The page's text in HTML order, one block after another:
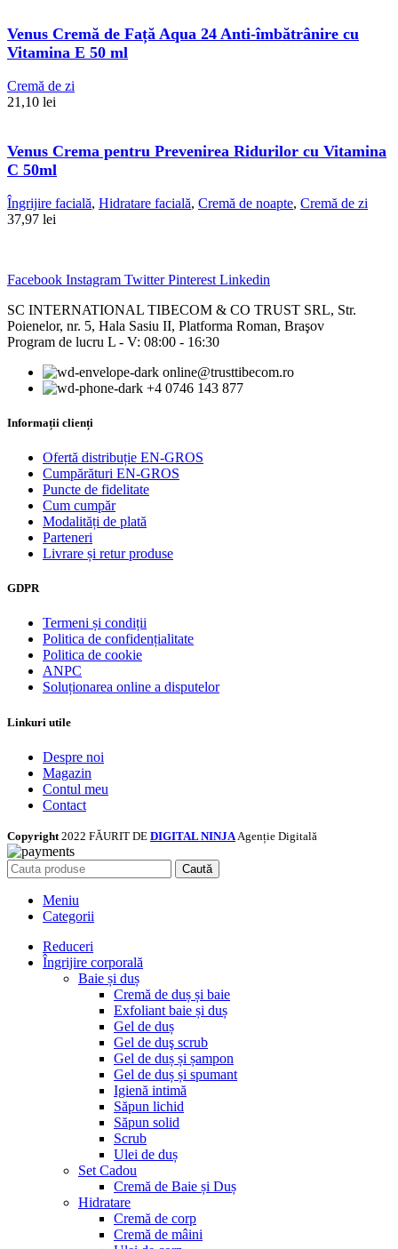
Venus Cremă de Față Aqua 24 Anti-îmbătrânire cu
Vitamina E 50 ml
Cremă de zi
21,10 lei
Venus Crema pentru Prevenirea Ridurilor cu Vitamina
C 50ml
Îngrijire facială, Hidratare facială, Cremă de noapte, Cremă de zi
37,97 lei
Facebook Instagram Twitter Pinterest Linkedin
SC INTERNATIONAL TIBECOM & CO TRUST SRL, Str.
Poienelor, nr. 5, Hala Sasiu II, Platforma Roman, Braşov
Program de lucru L - V: 08:00 - 16:30
online@trusttibecom.ro
+4 0746 143 877
Informații clienți
Ofertă distribuție EN-GROS
Cumpărături EN-GROS
Puncte de fidelitate
Cum cumpăr
Modalități de plată
Parteneri
Livrare și retur produse
GDPR
Termeni și condiții
Politica de confidențialitate
Politica de cookie
ANPC
Soluționarea online a disputelor
Linkuri utile
Despre noi
Magazin
Contul meu
Contact
Copyright 2022 FĂURIT DE DIGITAL NINJA Agenție Digitală
Caută
Meniu
Categorii
Reduceri
Îngrijire corporală
Baie și duș
Cremă de duș și baie
Exfoliant baie și duș
Gel de duș
Gel de duş scrub
Gel de duș și șampon
Gel de duș și spumant
Igienă intimă
Săpun lichid
Săpun solid
Scrub
Ulei de duș
Set Cadou
Cremă de Baie și Duș
Hidratare
Cremă de corp
Cremă de mâini